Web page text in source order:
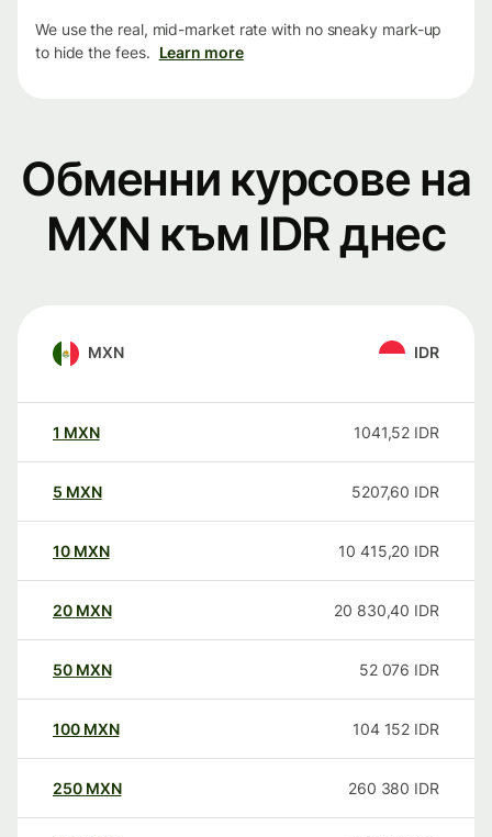
We use the real, mid-market rate with no sneaky mark-up
to hide the fees. Learn more
Обменни курсове на
MXN към IDR днес
MXN IDR
1 MXN 1041,52 IDR
5 MXN 5207,60 IDR
10 MXN 10 415,20 IDR
20 MXN 20 830,40 IDR
50 MXN 52 076 IDR
100 MXN 104 152 IDR
250 MXN 260 380 IDR